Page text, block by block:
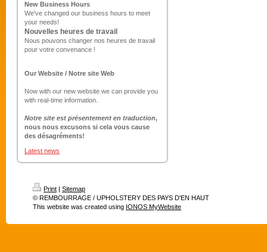
New Business Hours
We've changed our business hours to meet
your needs!
Nouvelles heures de travail
Nous pouvons changer nos heures de travail
pour votre convenance !
Our Website / Notre site Web
Now with our new website we can provide you
with real-time information.
Notre site est présentement en traduction,
nous nous excusons si cela vous cause
des désagréments!
Latest news
Print | Sitemap
© REMBOURRAGE / UPHOLSTERY DES PAYS D'EN HAUT
This website was created using IONOS MyWebsite